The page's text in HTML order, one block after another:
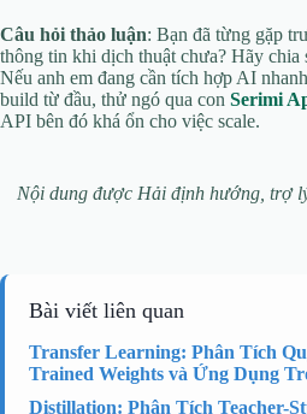
Câu hỏi thảo luận: Bạn đã từng gặp
thông tin khi dịch thuật chưa? Hãy chia
Nếu anh em đang cần tích hợp AI
build từ đầu, thử ngó qua con Serimi
API bên đó khá ổn cho việc scale.
Nội dung được Hải định hướng, trợ
Bài viết liên quan
Transfer Learning: Phân Tích
Trained Weights và Ứng Dụng
Distillation: Phân Tích Teacher-